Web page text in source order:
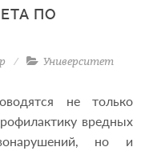
ПО
Университет
не только
вредных
но и